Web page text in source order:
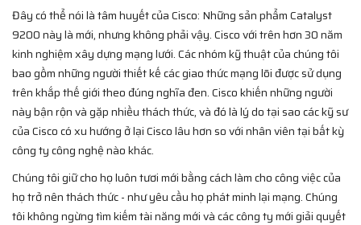
Đây có thể nói là tâm huyết của Cisco: Những sản phẩm Catalyst
9200 này là mới, nhưng không phải vậy. Cisco với trên hơn 30 năm
kinh nghiệm xây dựng mạng lưới. Các nhóm kỹ thuật của chúng tôi
bao gồm những người thiết kế các giao thức mạng lõi được sử dụng
trên khắp thế giới theo đúng nghĩa đen. Cisco khiến những người
này bận rộn và gặp nhiều thách thức, và đó là lý do tại sao các kỹ sư
của Cisco có xu hướng ở lại Cisco lâu hơn so với nhân viên tại bất kỳ
công ty công nghệ nào khác.
Chúng tôi giữ cho họ luôn tươi mới bằng cách làm cho công việc của
họ trở nên thách thức - như yêu cầu họ phát minh lại mạng. Chúng
tôi không ngừng tìm kiếm tài năng mới và các công ty mới giải quyết